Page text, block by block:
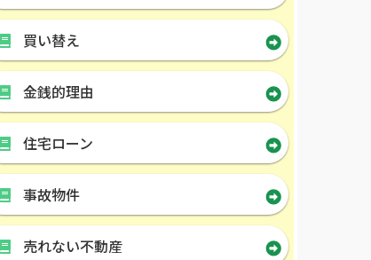
買い替え
金銭的理由
住宅ローン
事故物件
売れない不動産